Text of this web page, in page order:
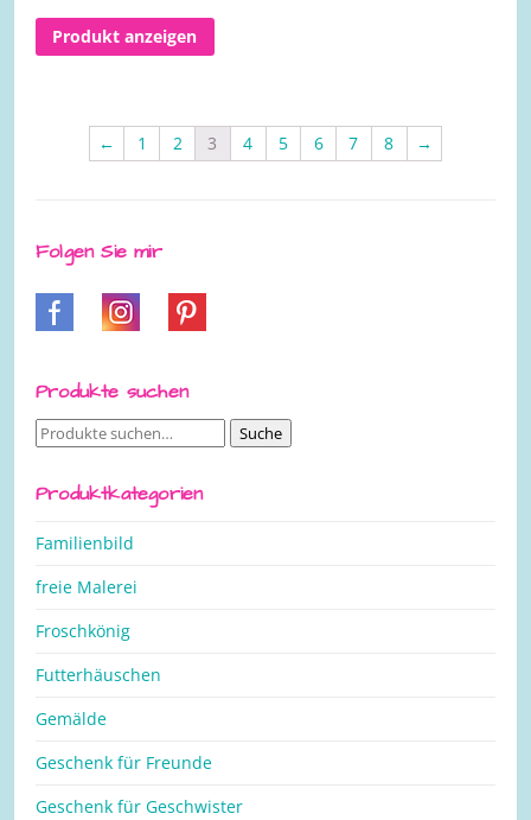
Produkt anzeigen
← 1 2 3 4 5 6 7 8 →
Folgen Sie mir
Produkte suchen
Suche
Suche
Produktkategorien
Familienbild
freie Malerei
Froschkönig
Futterhäuschen
Gemälde
Geschenk für Freunde
Geschenk für Geschwister